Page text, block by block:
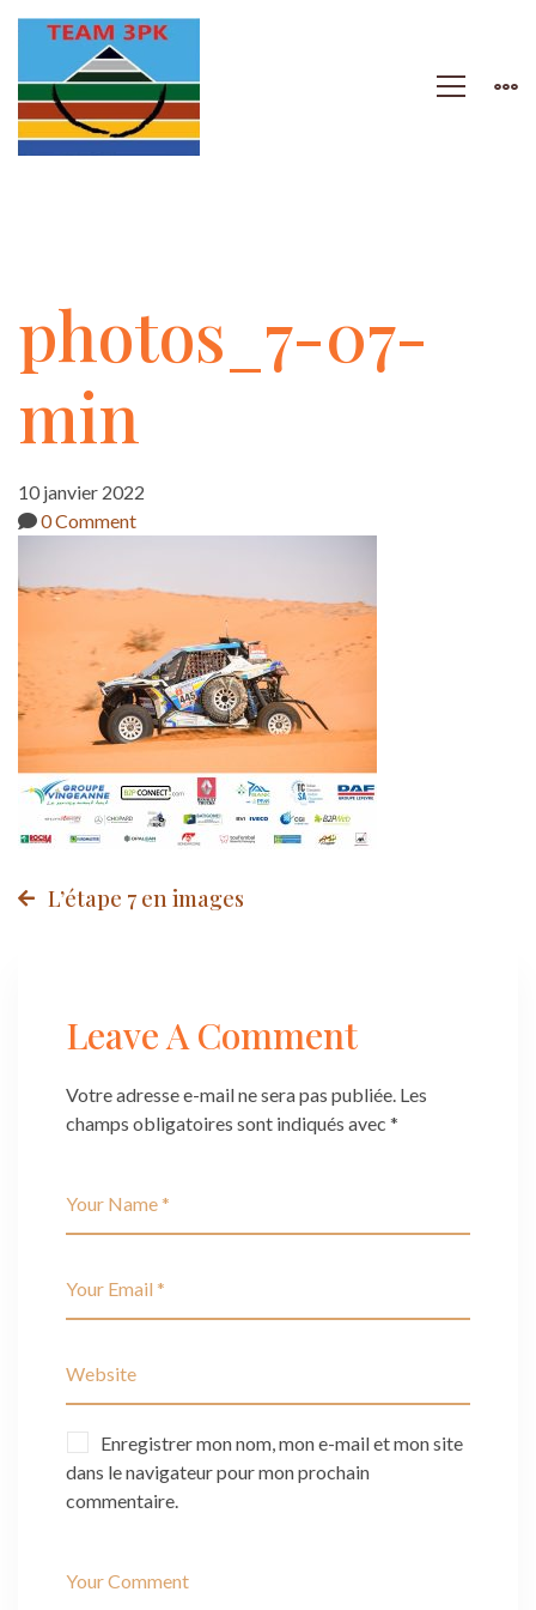
photos_7-
07-
min
photos_7-07-
min
10 janvier 2022
0 Comment
Post
L’étape 7 en images
Leave A Comment
Votre adresse e-mail ne sera pas publiée. Les
champs obligatoires sont indiqués avec *
Enregistrer mon nom, mon e-mail et mon site
dans le navigateur pour mon prochain
commentaire.